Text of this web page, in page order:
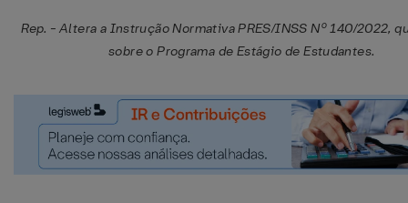
Rep. - Altera a Instrução Normativa PRES/INSS Nº 140/2022,
sobre o Programa de Estágio de Estudantes.